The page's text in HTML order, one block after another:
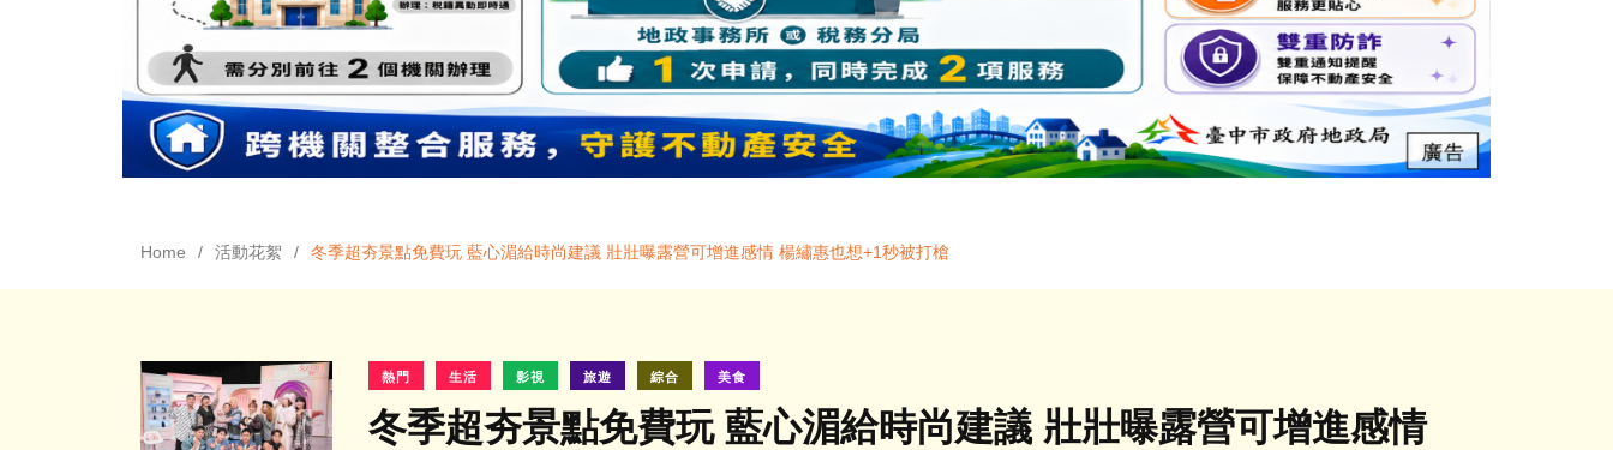
Home 活動花絮 冬季超夯景點免費玩 藍心湄給時尚建議 壯壯曝露營可增進感情 楊繡惠也想+1秒被打槍
熱門 生活 影視 旅遊 綜合 美食
冬季超夯景點免費玩 藍心湄給時尚建議 壯壯曝露營可增進感情